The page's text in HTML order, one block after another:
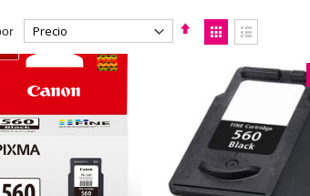
Fijar
Dirección
Descendente
Ver
como